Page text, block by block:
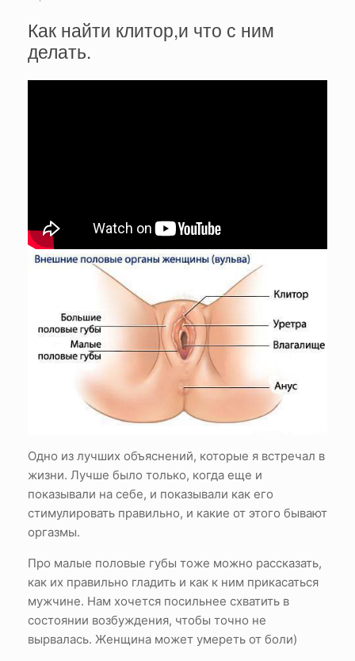
Как найти клитор,и что с ним
делать.
Одно из лучших объяснений, которые я встречал в
жизни. Лучше было только, когда еще и
показывали на себе, и показывали как его
стимулировать правильно, и какие от этого бывают
оргазмы.
Про малые половые губы тоже можно рассказать,
как их правильно гладить и как к ним прикасаться
мужчине. Нам хочется посильнее схватить в
состоянии возбуждения, чтобы точно не
вырвалась. Женщина может умереть от боли)